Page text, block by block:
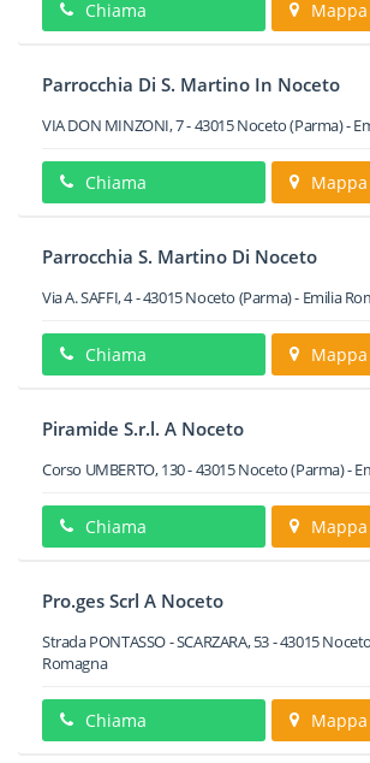
Chiama Mappa
Parrocchia Di S. Martino In Noceto
VIA DON MINZONI, 7-43015Noceto(Parma) -
Chiama Mappa
Parrocchia S. Martino Di Noceto
Via A. SAFFI, 4-43015Noceto (Parma) - Emilia
Chiama Mappa
Piramide S.r.l. A Noceto
Corso UMBERTO, 130-43015Noceto(Parma) -
Chiama Mappa
Pro.ges Scrl A Noceto
Strada PONTASSO - SCARZARA, 53-43015Noceto
Romagna
Chiama Mappa